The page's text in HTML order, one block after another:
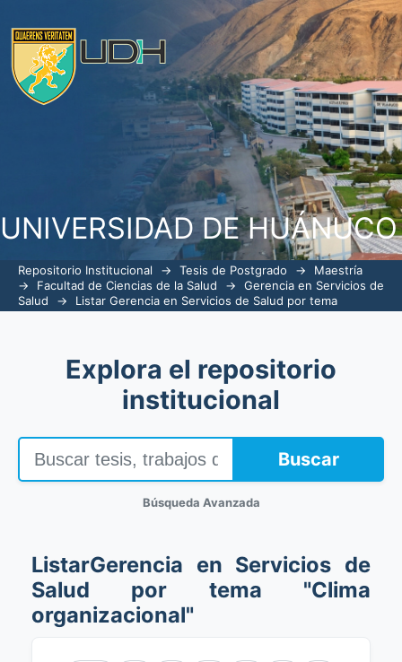
UNIVERSIDAD DE HUÁNUCO
ListarGerencia en Servicios de Salud
Repositorio Institucional → Tesis de Postgrado →
Maestría
→
Facultad de Ciencias de la Salud →
Gerencia en Servicios de
Salud
→ Listar Gerencia en Servicios de Salud por tema
Explora el repositorio
institucional
Buscar
Búsqueda Avanzada
ListarGerencia en Servicios de
Salud por tema "Clima
organizacional"